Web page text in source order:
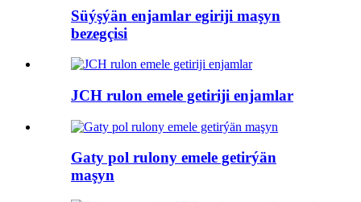
Süýşýän enjamlar egiriji maşyn
bezegçisi
JCH rulon emele getiriji enjamlar
Gaty pol rulony emele getirýän
maşyn